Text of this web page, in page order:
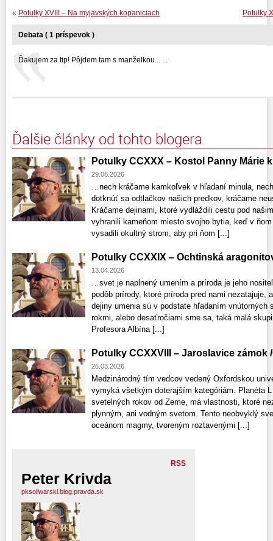
Potulky
« Potulky XVIII – Na myjavských kopaniciach
Debata ( 1 príspevok )
Ďakujem za tip! Pôjdem tam s manželkou... ...
Ďalšie články od tohto blogera
Potulky CCXXX – Kostol Panny Márie
29.06.2026
…nech kráčame kamkoľvek v hľadaní minula,
dotknúť sa odtlačkov našich predkov, kráčame
Kráčame dejinami, ktoré vydláždili cestu pod
vyhranili kameňom miesto svojho bytia, keď v
vysadili okultný strom, aby pri ňom [...]
Potulky CCXXIX – Ochtinská
13.04.2026
…svet je naplnený umením a príroda je jeho
podôb prírody, ktoré príroda pred nami
dejiny umenia sú v podstate hľadaním
rokmi, alebo desaťročiami sme sa, taká malá
Profesora Albína [...]
Potulky CCXXVIII – Jaroslavice zámok
26.03.2026
Medzinárodný tím vedcov vedený Oxfordskou
vymyká všetkým doterajším kategóriám. Planéta
svetelných rokov od Zeme, má vlastnosti, ktoré
plynným, ani vodným svetom. Tento neobvyklý
oceánom magmy, tvoreným roztavenými [...]
RSS
Peter Krivda
pksoliwarski.blog.pravda.sk